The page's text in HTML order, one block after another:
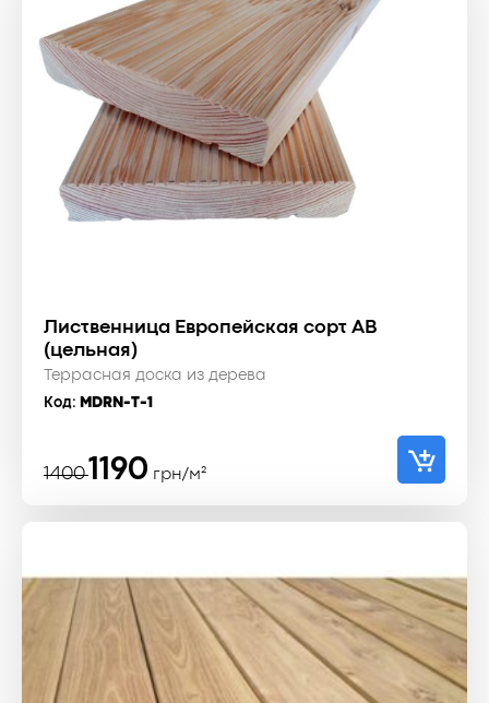
Лиственница Европейская сорт AВ
(цельная)
Террасная доска из дерева
Код: MDRN-T-1
1400
Первоначальная
составляла
1190
Текущая
1190 ₴.
грн/м²